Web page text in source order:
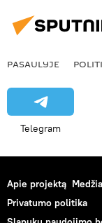
PASAULYJE
Telegram
Apie projektą
Privatumo politika